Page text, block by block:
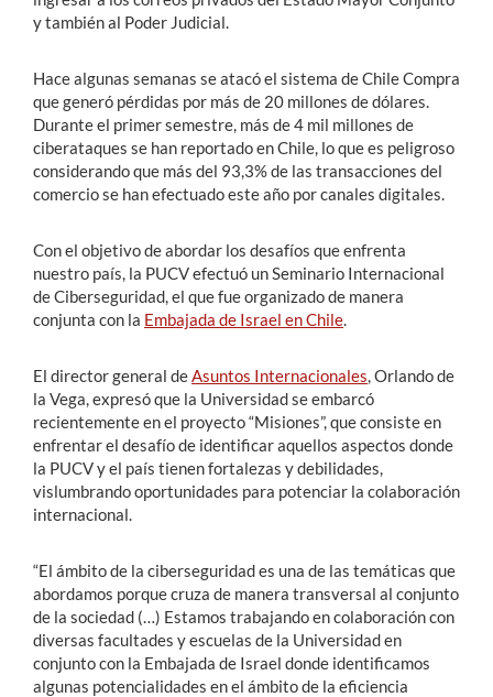
y también al Poder Judicial.
Hace algunas semanas se atacó el sistema de Chile Compra
que generó pérdidas por más de 20 millones de dólares.
Durante el primer semestre, más de 4 mil millones de
ciberataques se han reportado en Chile, lo que es peligroso
considerando que más del 93,3% de las transacciones del
comercio se han efectuado este año por canales digitales.
Con el objetivo de abordar los desafíos que enfrenta
nuestro país, la PUCV efectuó un Seminario Internacional
de Ciberseguridad, el que fue organizado de manera
conjunta con la Embajada de Israel en Chile
El director general de Asuntos Internacionales , Orlando de
la Vega, expresó que la Universidad se embarcó
recientemente en el proyecto “Misiones”, que consiste en
enfrentar el desafío de identificar aquellos aspectos donde
la PUCV y el país tienen fortalezas y debilidades,
vislumbrando oportunidades para potenciar la colaboración
internacional.
“El ámbito de la ciberseguridad es una de las temáticas que
abordamos porque cruza de manera transversal al conjunto
de la sociedad (…) Estamos trabajando en colaboración con
diversas facultades y escuelas de la Universidad en
conjunto con la Embajada de Israel donde identificamos
algunas potencialidades en el ámbito de la eficiencia